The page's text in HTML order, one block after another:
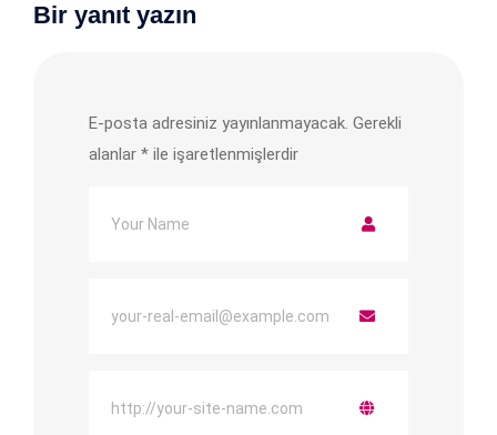
Bir yanıt yazın
E-posta adresiniz yayınlanmayacak. Gerekli
alanlar * ile işaretlenmişlerdir